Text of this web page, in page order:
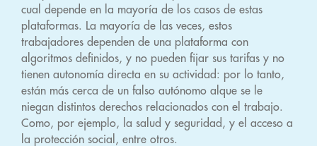
cual depende en la mayoría de los casos de estas
plataformas. La mayoría de las veces, estos
trabajadores dependen de una plataforma con
algoritmos definidos, y no pueden fijar sus tarifas y no
tienen autonomía directa en su actividad: por lo tanto,
están más cerca de un falso autónomo alque se le
niegan distintos derechos relacionados con el trabajo.
Como, por ejemplo, la salud y seguridad, y el acceso a
la protección social, entre otros.